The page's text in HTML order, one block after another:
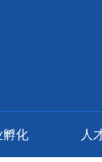
孵化 人